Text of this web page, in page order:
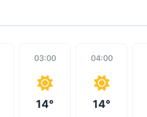
03:00
14°
04:00
14°